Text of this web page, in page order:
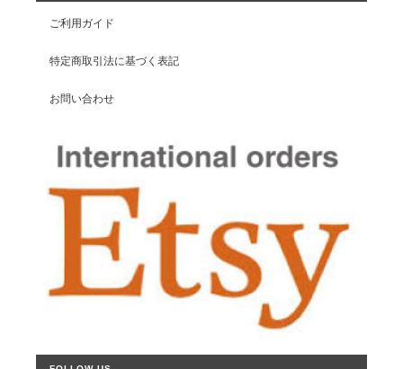
ご利用ガイド
特定商取引法に基づく表記
お問い合わせ